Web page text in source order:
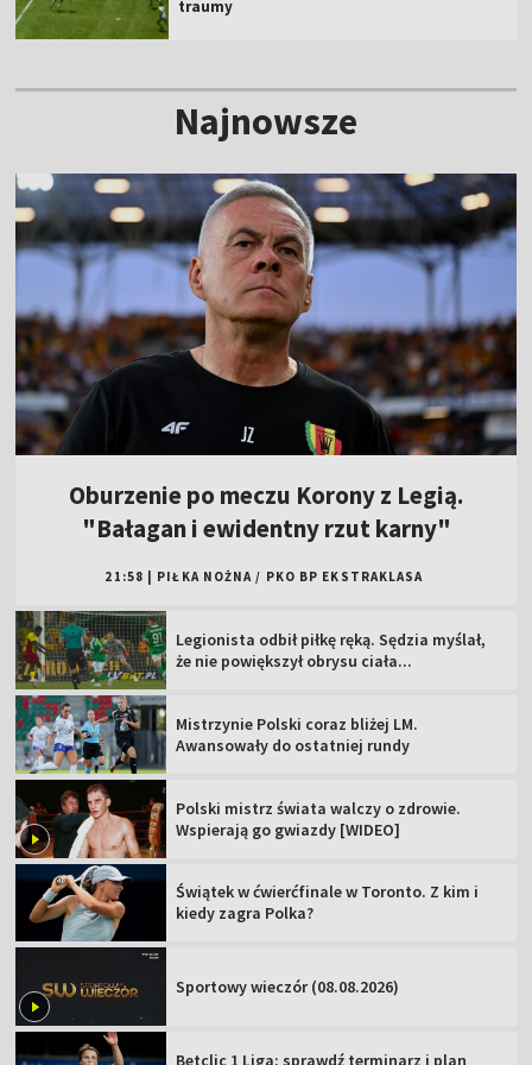
traumy
Najnowsze
Oburzenie po meczu Korony z Legią.
"Bałagan i ewidentny rzut karny"
21:58 PIŁKA NOŻNA / PKO BP EKSTRAKLASA
Legionista odbił piłkę ręką. Sędzia myślał,
że nie powiększył obrysu ciała...
Mistrzynie Polski coraz bliżej LM.
Awansowały do ostatniej rundy
Polski mistrz świata walczy o zdrowie.
Wspierają go gwiazdy [WIDEO]
Świątek w ćwierćfinale w Toronto. Z kim i
kiedy zagra Polka?
Sportowy wieczór (08.08.2026)
Betclic 1 Liga: sprawdź terminarz i plan